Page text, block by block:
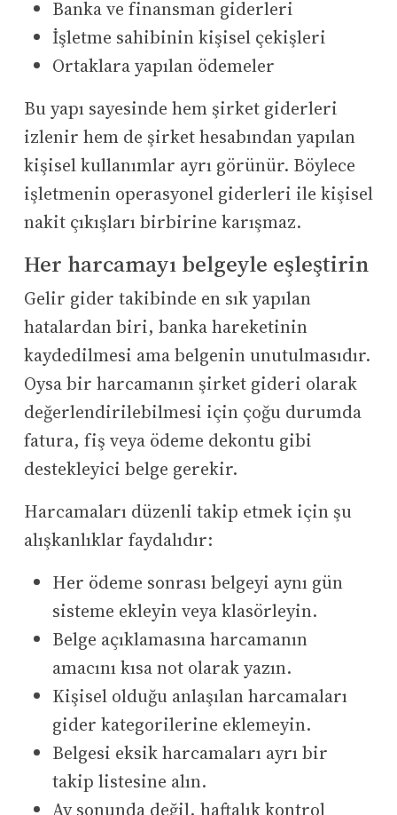
Banka ve finansman giderleri
İşletme sahibinin kişisel çekişleri
Ortaklara yapılan ödemeler
Bu yapı sayesinde hem şirket giderleri
izlenir hem de şirket hesabından yapılan
kişisel kullanımlar ayrı görünür. Böylece
işletmenin operasyonel giderleri ile kişisel
nakit çıkışları birbirine karışmaz.
Her harcamayı belgeyle eşleştirin
Gelir gider takibinde en sık yapılan
hatalardan biri, banka hareketinin
kaydedilmesi ama belgenin unutulmasıdır.
Oysa bir harcamanın şirket gideri olarak
değerlendirilebilmesi için çoğu durumda
fatura, fiş veya ödeme dekontu gibi
destekleyici belge gerekir.
Harcamaları düzenli takip etmek için şu
alışkanlıklar faydalıdır:
Her ödeme sonrası belgeyi aynı gün
sisteme ekleyin veya klasörleyin.
Belge açıklamasına harcamanın
amacını kısa not olarak yazın.
Kişisel olduğu anlaşılan harcamaları
gider kategorilerine eklemeyin.
Belgesi eksik harcamaları ayrı bir
takip listesine alın.
Ay sonunda değil, haftalık kontrol